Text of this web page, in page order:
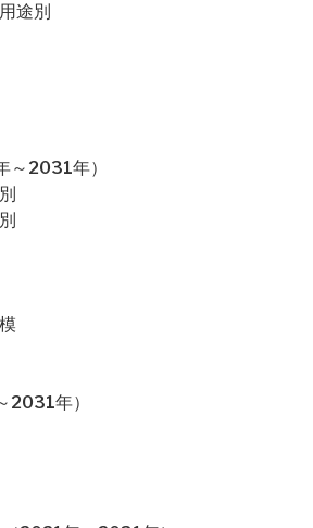
途別
～2031年）
2031年）